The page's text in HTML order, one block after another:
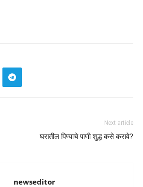
Next article
घरातील पिण्याचे पाणी शुद्ध कसे करावे?
newseditor